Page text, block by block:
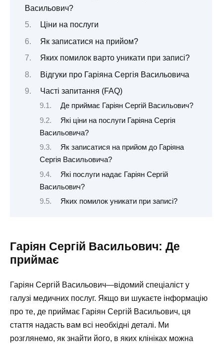
Васильович?
Ціни на послуги
Як записатися на прийом?
Яких помилок варто уникати при записі?
Відгуки про Гаріяна Сергія Васильовича
Часті запитання (FAQ)
Де приймає Гаріян Сергій Васильович?
Які ціни на послуги Гаріяна Сергія
Васильовича?
Як записатися на прийом до Гаріяна
Сергія Васильовича?
Які послуги надає Гаріян Сергій
Васильович?
Яких помилок уникати при записі?
Гаріян Сергій Васильович: Де
приймає
Гаріян Сергій Васильович—відомий спеціаліст у
галузі медичних послуг. Якщо ви шукаєте інформацію
про те, де приймає Гаріян Сергій Васильович, ця
стаття надасть вам всі необхідні деталі. Ми
розглянемо, як знайти його, в яких клініках можна